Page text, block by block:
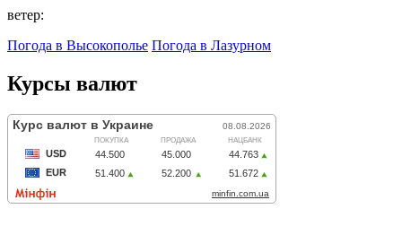
ветер:
Погода в Высокополье Погода в Лазурном
Курсы валют